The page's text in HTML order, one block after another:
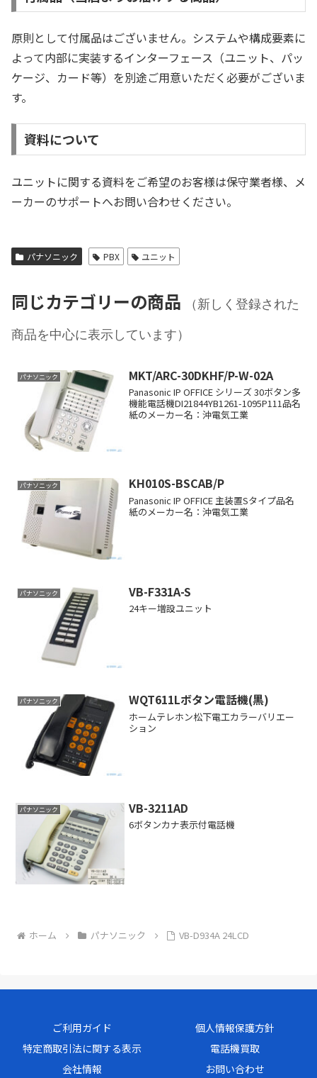
原則として付属品はございません。システムや構成要素に
よって内部に実装するインターフェース（ユニット、パッ
ケージ、カード等）を別途ご用意いただく必要がございま
す。
資料について
ユニットに関する資料をご希望のお客様は保守業者様、メ
ーカーのサポートへお問い合わせください。
パナソニック PBX ユニット
同じカテゴリーの商品
（新しく登録された
商品を中心に表示しています）
パナソニック MKT/ARC-30DKHF/P-W-02A
Panasonic IP OFFICE シリーズ 30ボタン多
機能電話機DI21844YB1261-1095P111品名
紙のメーカー名：沖電気工業
パナソニック KH010S-BSCAB/P
Panasonic IP OFFICE 主装置Sタイプ品名
紙のメーカー名：沖電気工業
パナソニック VB-F331A-S
24キー増設ユニット
パナソニック WQT611Lボタン電話機(黒)
ホームテレホン松下電工カラーバリエー
ション
パナソニック VB-3211AD
6ボタンカナ表示付電話機
ホーム パナソニック VB-D934A 24LCD
ご利用ガイド
個人情報保護方針
特定商取引法に関する表示
電話機買取
会社情報
お問い合わせ